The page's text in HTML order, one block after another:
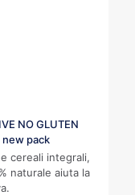
NO GLUTEN
new pack
cereali integrali,
naturale aiuta la